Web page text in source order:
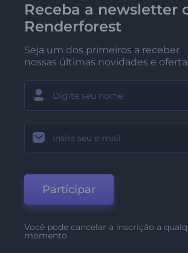
Receba a newsletter
Renderforest
Seja um dos primeiros a receber
nossas últimas novidades e
Participar
Você pode cancelar a inscrição a
momento